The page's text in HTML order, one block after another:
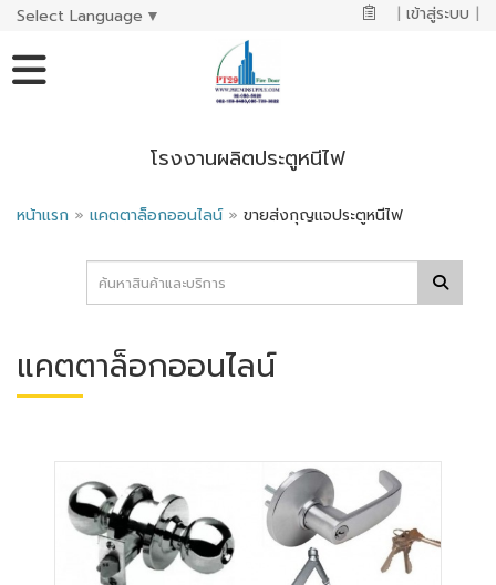
Select Language ▼ | เข้าสู่ระบบ |
โรงงานผลิตประตูหนีไฟ
หน้าแรก » แคตตาล็อกออนไลน์ » ขายส่งกุญแจประตูหนีไฟ
แคตตาล็อกออนไลน์